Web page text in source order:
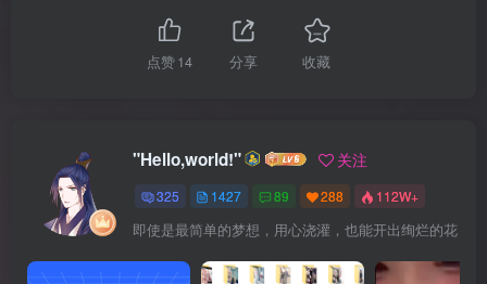
点赞14 分享 收藏
"Hello,world!" 关注
325 1427 89 288 112W+
即使是最简单的梦想，用心浇灌，也能开出绚烂的花